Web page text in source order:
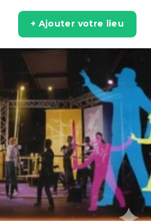
+ Ajouter votre lieu